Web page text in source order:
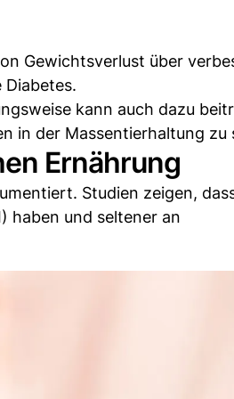
Gewichtsverlust über
kann auch dazu
in der Massentierhaltung zu
Ernährung
Studien zeigen,
haben und seltener an